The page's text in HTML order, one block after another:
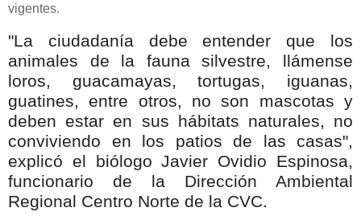
vigentes.
"La ciudadanía debe entender que los
animales de la fauna silvestre, llámense
loros, guacamayas, tortugas, iguanas,
guatines, entre otros, no son mascotas y
deben estar en sus hábitats naturales, no
conviviendo en los patios de las casas",
explicó el biólogo Javier Ovidio Espinosa,
funcionario de la Dirección Ambiental
Regional Centro Norte de la CVC.